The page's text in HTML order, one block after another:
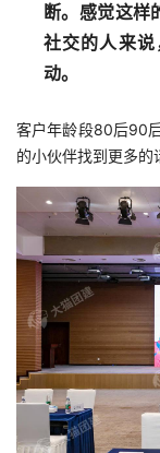
断。感觉这样
社交的人来
动。
客户年龄段80后90
的小伙伴找到更多的